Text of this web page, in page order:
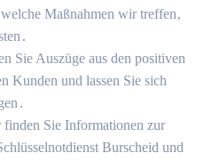
Maßnahmen wir treffen‚
Sie Auszüge aus den positiven
Kunden und lassen Sie sich
finden Sie Informationen zur
Burscheid und